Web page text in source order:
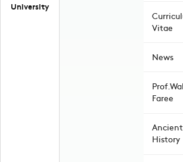
University
Vitae
News
Faree
Ancient
History